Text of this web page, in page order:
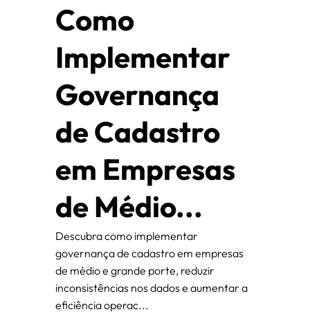
Como
Implementar
Governança
de Cadastro
em Empresas
de Médio...
Descubra como implementar
governança de cadastro em empresas
de médio e grande porte, reduzir
inconsistências nos dados e aumentar a
eficiência operac...